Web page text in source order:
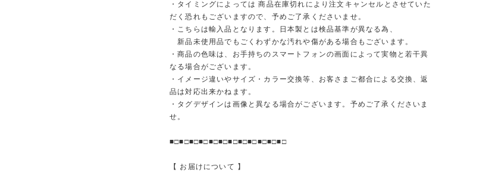
・タイミングによっては 商品在庫切れにより注文キャンセルとさせていた
だく恐れもございますので、予めご了承くださいませ。
・こちらは輸入品となります。日本製とは検品基準が異なる為、
新品未使用品でもごくわずかな汚れや傷がある場合もございます。
・商品の色味は、お手持ちのスマートフォンの画面によって実物と若干異
なる場合がございます。
・イメージ違いやサイズ・カラー交換等、お客さまご都合による交換、返
品は対応出来かねます。
・タグデザインは画像と異なる場合がございます。予めご了承くださいま
せ。
■□■□■□■□■□■□■□■□■□■□■□■□
【 お届けについて 】